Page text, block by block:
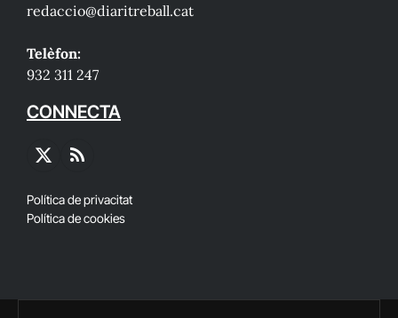
redaccio@diaritreball.cat
Telèfon:
932 311 247
CONNECTA
X
RSS
Política de privacitat
Política de cookies